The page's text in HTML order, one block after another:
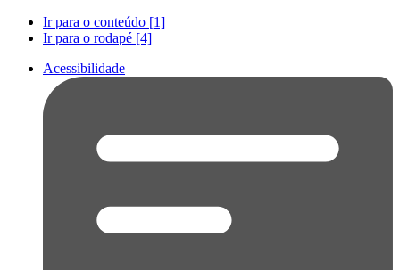
Ir para o conteúdo [1]
Ir para o rodapé [4]
Acessibilidade